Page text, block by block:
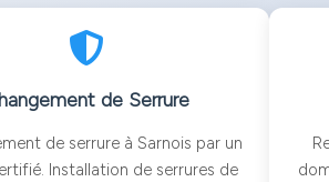
de Serrure
de serrure à Sarnois par un
Installation de serrures de